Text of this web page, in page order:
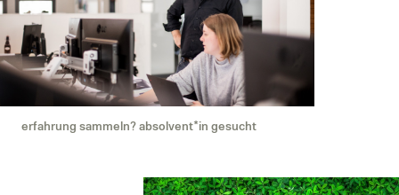
erfahrung sammeln? absolvent*in gesucht